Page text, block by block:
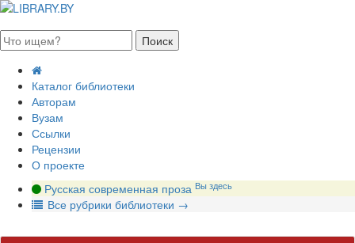
Каталог библиотеки
Авторам
Вузам
Ссылки
Рецензии
О проекте
Русская современная проза Вы здесь
Все рубрики библиотеки →